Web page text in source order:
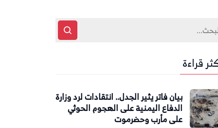
قراءة
بيان فاتر يثير الجدل.. انتقادات لرد وزارة
الدفاع اليمنية على الهجوم الحوثي
على مأرب وحضرموت